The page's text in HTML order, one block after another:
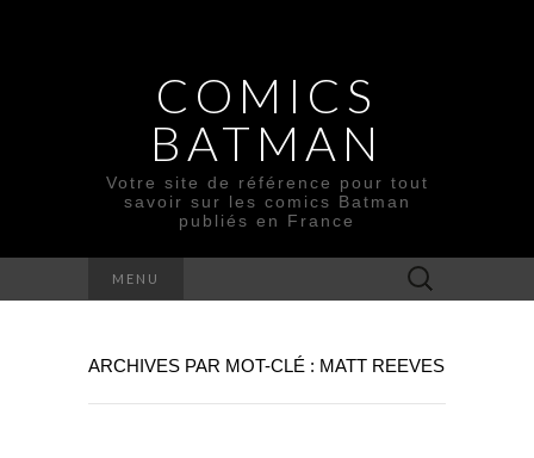
COMICS
BATMAN
Votre site de référence pour tout
savoir sur les comics Batman
publiés en France
MENU Rechercher :
ARCHIVES PAR MOT-CLÉ : MATT REEVES